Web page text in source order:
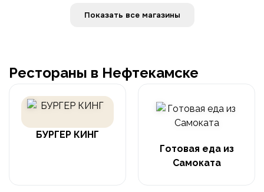
Показать все магазины
Рестораны в Нефтекамске
БУРГЕР КИНГ
Готовая еда из
Самоката